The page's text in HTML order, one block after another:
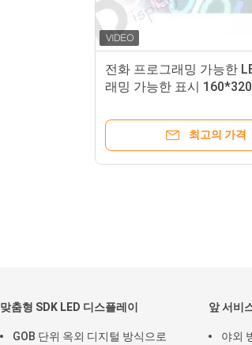
전화 프로그래밍 가능한
래밍 가능한 표시
최고의 가격
맞춤형 SDK LED 디스플레이
GOB 단위 옥외 디지털 방식으로
앞 서비
야외